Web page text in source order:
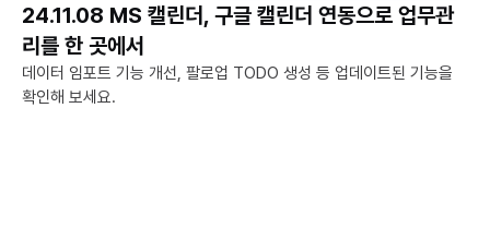
24.11.08 MS 캘린더, 구글 캘린더 연동으로 업무관
리를 한 곳에서
데이터 임포트 기능 개선, 팔로업 TODO 생성 등 업데이트된 기능을
확인해 보세요.